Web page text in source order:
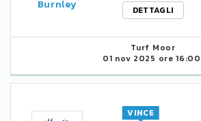
Burnley DETTAGLI
Turf Moor
01 nov 2025 ore 16:00
VINCE